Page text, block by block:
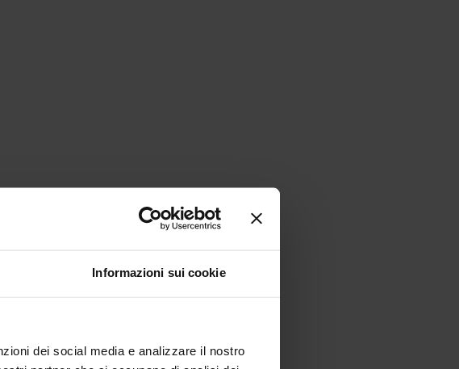
Informazioni sui cookie
dei social media e analizzare il nostro